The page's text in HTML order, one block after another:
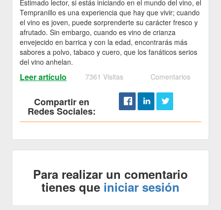
Estimado lector, si estás iniciando en el mundo del vino, el
Tempranillo es una experiencia que hay que vivir; cuando
el vino es joven, puede sorprenderte su carácter fresco y
afrutado. Sin embargo, cuando es vino de crianza
envejecido en barrica y con la edad, encontrarás más
sabores a polvo, tabaco y cuero, que los fanáticos serios
del vino anhelan.
Leer artículo 7361 Visitas Comentarios
Compartir en
Redes Sociales:
Para realizar un comentario
tienes que iniciar sesión